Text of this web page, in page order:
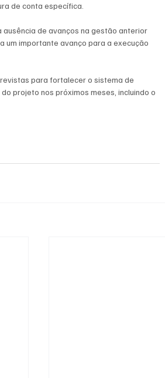
de conta específica.
de avanços na gestão anterior
um importante avanço para a execução
para fortalecer o sistema de
projeto nos próximos meses, incluindo o